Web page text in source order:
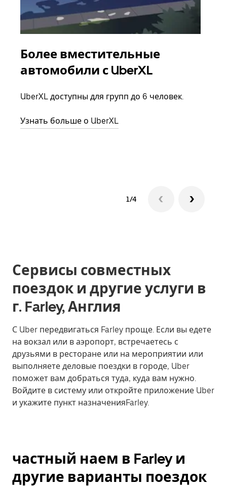
Более вместительные
автомобили с UberXL
UberXL доступны для групп до 6 человек.
Узнать больше о UberXL
1/4
Сервисы совместных
поездок и другие услуги в
г. Farley, Англия
С Uber передвигаться Farley проще. Если вы едете
на вокзал или в аэропорт, встречаетесь с
друзьями в ресторане или на мероприятии или
выполняете деловые поездки в городе, Uber
поможет вам добраться туда, куда вам нужно.
Войдите в систему или откройте приложение Uber
и укажите пункт назначенияFarley.
частный наем в Farley и
другие варианты поездок